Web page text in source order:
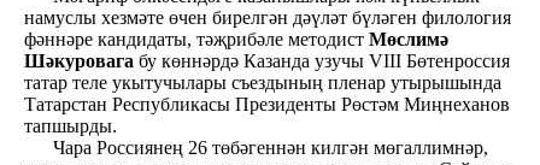
намуслы хезмәте өчен бирелгән дәүләт бүләген филология
фәннәре кандидаты, тәҗрибәле методист Мөслимә
Шәкуровага бу көннәрдә Казанда узучы VIII Бөтенроссия
татар теле укытучылары съездының пленар утырышында
Татарстан Республикасы Президенты Рөстәм Миңнеханов
тапшырды.
Чара Россиянең 26 төбәгеннән килгән мөгаллимнәр,